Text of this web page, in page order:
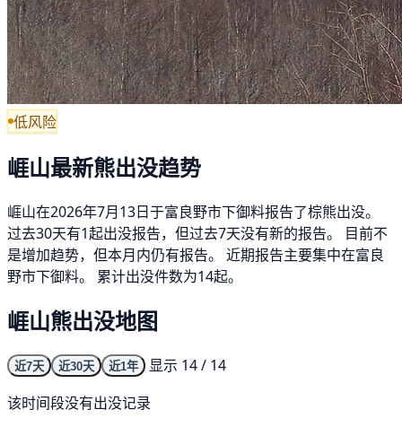
低风险
崕山最新熊出没趋势
崕山在2026年7月13日于富良野市下御料报告了棕熊出没。
过去30天有1起出没报告，但过去7天没有新的报告。 目前不
是增加趋势，但本月内仍有报告。 近期报告主要集中在富良
野市下御料。 累计出没件数为14起。
崕山熊出没地图
近7天 近30天 近1年
显示 14 / 14
该时间段没有出没记录